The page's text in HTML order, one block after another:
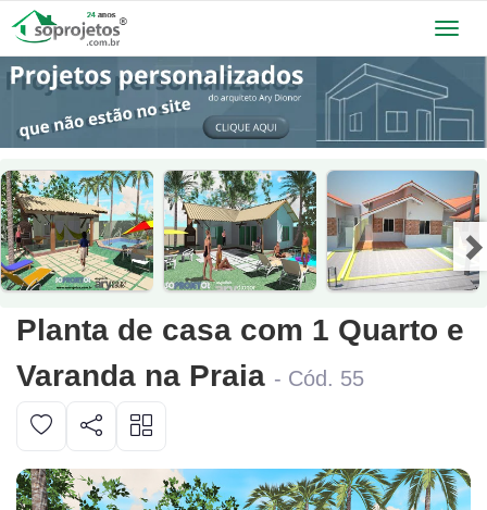
Planta de casa com 1 Quarto e
Varanda na Praia - Cód. 55